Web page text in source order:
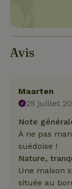
Avis
Maarten
25 juillet
Note
À ne pas
suédoise !
Nature,
Une maison
située au